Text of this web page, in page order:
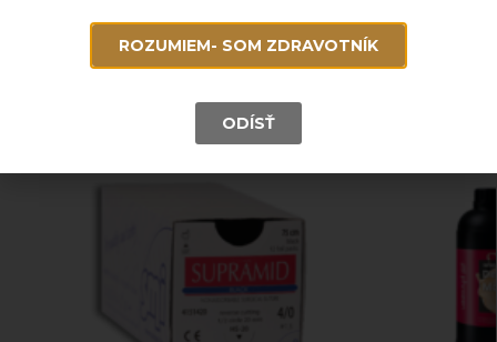
Súvisiace produkty
ROZUMIEM- SOM ZDRAVOTNÍK
ODÍSŤ